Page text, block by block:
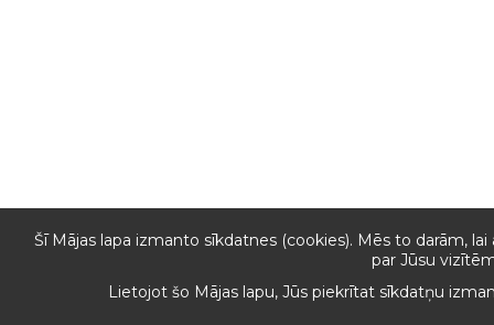
Šī Mājas lapa izmanto sīkdatnes (cookies). Mēs to darām,
par Jūsu
Lietojot šo Mājas lapu, Jūs piekrītat sīkdatņu